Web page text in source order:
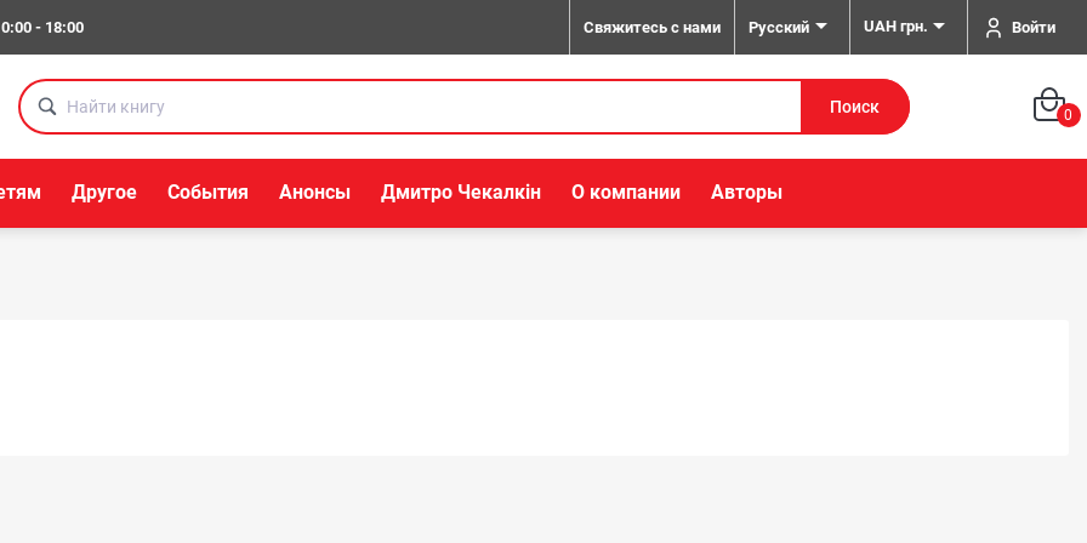
- 18:00 Свяжитесь с нами Русский UAH грн. Войти
Поиск 0
Другое События Анонсы Дмитро Чекалкін О компании Авторы